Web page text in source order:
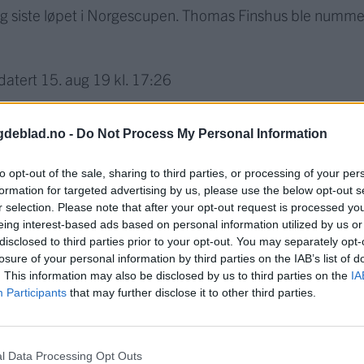
- Do Not Process My Personal Information
opt-out of the sale, sharing to third parties, or processing of your
for targeted advertising by us, please use the below opt-out
selection. Please note that after your opt-out request is processed
interest-based ads based on personal information utilized by us
to third parties prior to your opt-out. You may separately
of your personal information by third parties on the IAB’s list of
This information may also be disclosed by us to third parties on the
Participants that may further disclose it to other third parties.
Data Processing Opt Outs
løpet i Norgescupen. Thomas Finshus ble
15. aug 19 kl. 17:26
på 1305 høydemeter og er med sine 5.5 kilometer
gikk gjennom sentrum før det gikk oppover en
når det for alvor begynte på terrengdelen og det
slutten og jeg kom i mål på 11.plass, sier Finshus.
erfaring.
allergiproblemene, og bli bedre teknisk i